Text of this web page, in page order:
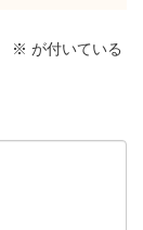
※ が付いている